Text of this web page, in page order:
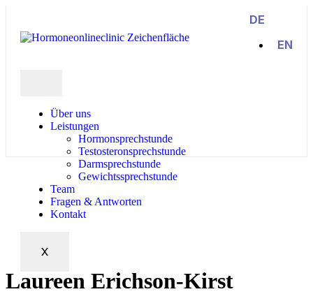
Über uns
Leistungen
Hormonsprechstunde
Testosteronsprechstunde
Darmsprechstunde
Gewichtssprechstunde
Team
Fragen & Antworten
Kontakt
X
DE
EN
Laureen Erichson-Kirst